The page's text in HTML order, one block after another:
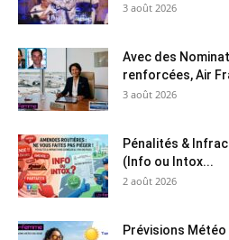
3 août 2026
Avec des
renforcées, Air
3 août 2026
Pénalités &
(Info ou Intox...
2 août 2026
Prévisions